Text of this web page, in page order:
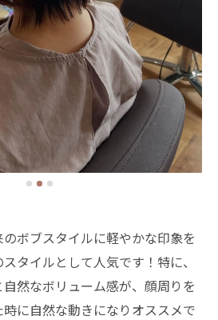
ボブスタイルに軽やかな印象を
タイルとして人気です！特に、
然なボリューム感が、顔周りを
に自然な動きになりオススメで